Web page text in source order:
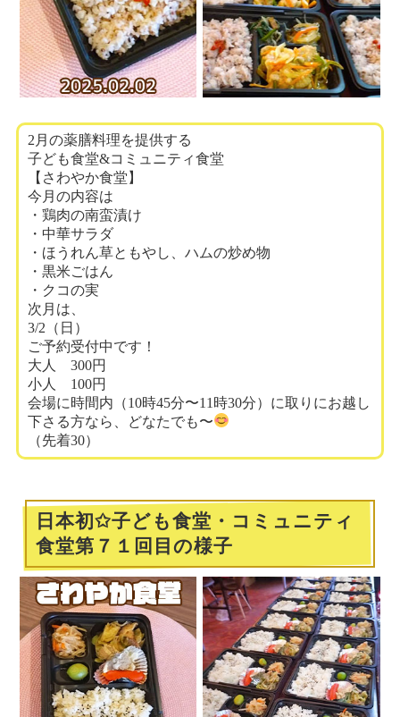
2月の薬膳料理を提供する
子ども食堂&コミュニティ食堂
【さわやか食堂】
今月の内容は
・鶏肉の南蛮漬け
・中華サラダ
・ほうれん草ともやし、ハムの炒め物
・黒米ごはん
・クコの実
次月は、
3/2（日）
ご予約受付中です！
大人 300円
小人 100円
会場に時間内（10時45分〜11時30分）に取りにお越し
下さる方なら、どなたでも〜
（先着30）
日本初✩子ども食堂・コミュニティ
食堂第７１回目の様子